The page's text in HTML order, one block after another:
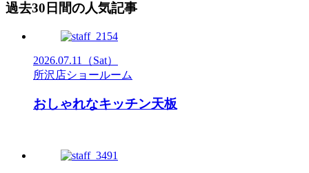
過去30日間の人気記事
2026.07.11
（Sat）
所沢店ショールーム
おしゃれなキッチン天板